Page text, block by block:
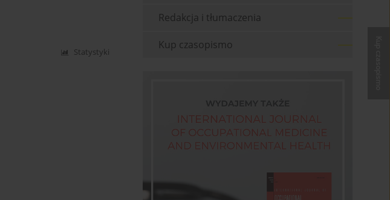
Statystyki
Redakcja i tłumaczenia
Kup czasopismo